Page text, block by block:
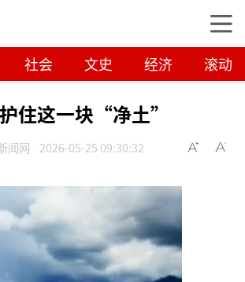
社会 文史 经济 滚动
住这一块“净土”
闻网 2026-05-25 09:30:32